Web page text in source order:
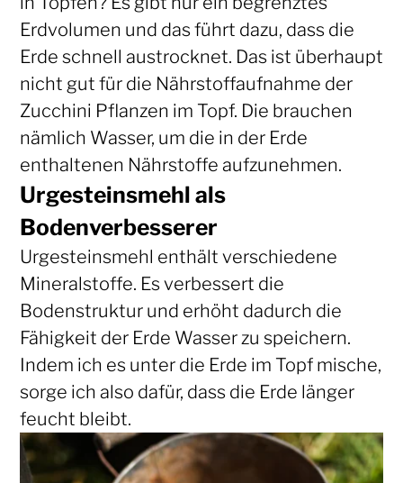
Erdvolumen und das führt dazu, dass die
Erde schnell austrocknet. Das ist überhaupt
nicht gut für die Nährstoffaufnahme der
Zucchini Pflanzen im Topf. Die brauchen
nämlich Wasser, um die in der Erde
enthaltenen Nährstoffe aufzunehmen.
Urgesteinsmehl als
Bodenverbesserer
Urgesteinsmehl enthält verschiedene
Mineralstoffe. Es verbessert die
Bodenstruktur und erhöht dadurch die
Fähigkeit der Erde Wasser zu speichern.
Indem ich es unter die Erde im Topf mische,
sorge ich also dafür, dass die Erde länger
feucht bleibt.